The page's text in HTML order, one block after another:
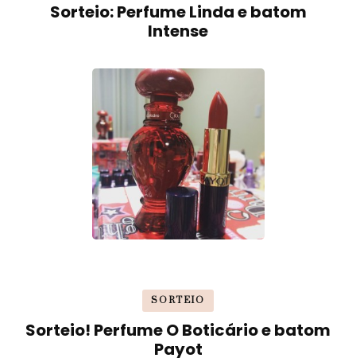
Sorteio: Perfume Linda e batom
Intense
SORTEIO
Sorteio! Perfume O Boticário e batom
Payot